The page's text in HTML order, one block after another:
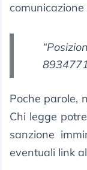
“
Poche parole,
Chi legge
sanzione
eventuali link